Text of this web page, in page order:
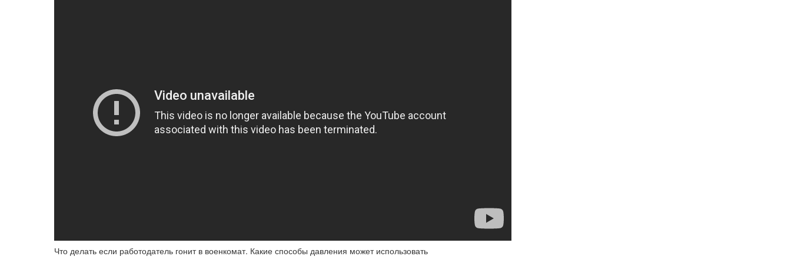
Что делать если работодатель гонит в военкомат. Какие способы давления может использовать